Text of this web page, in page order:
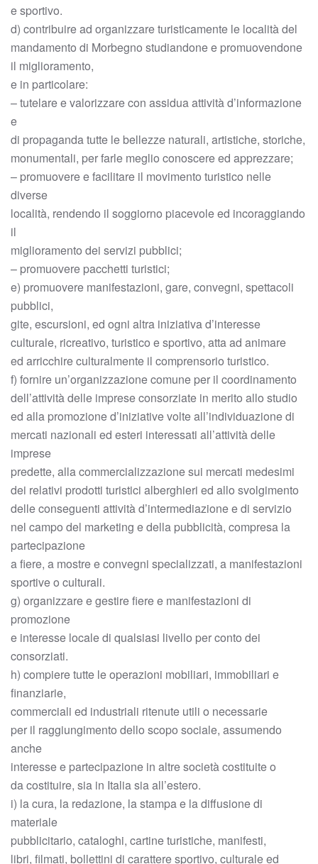
e sportivo.
d) contribuire ad organizzare turisticamente le località del
mandamento di Morbegno studiandone e promuovendone
il miglioramento,
e in particolare:
– tutelare e valorizzare con assidua attività d’informazione
e
di propaganda tutte le bellezze naturali, artistiche, storiche,
monumentali, per farle meglio conoscere ed apprezzare;
– promuovere e facilitare il movimento turistico nelle
diverse
località, rendendo il soggiorno piacevole ed incoraggiando
il
miglioramento dei servizi pubblici;
– promuovere pacchetti turistici;
e) promuovere manifestazioni, gare, convegni, spettacoli
pubblici,
gite, escursioni, ed ogni altra iniziativa d’interesse
culturale, ricreativo, turistico e sportivo, atta ad animare
ed arricchire culturalmente il comprensorio turistico.
f) fornire un’organizzazione comune per il coordinamento
dell’attività delle imprese consorziate in merito allo studio
ed alla promozione d’iniziative volte all’individuazione di
mercati nazionali ed esteri interessati all’attività delle
imprese
predette, alla commercializzazione sui mercati medesimi
dei relativi prodotti turistici alberghieri ed allo svolgimento
delle conseguenti attività d’intermediazione e di servizio
nel campo del marketing e della pubblicità, compresa la
partecipazione
a fiere, a mostre e convegni specializzati, a manifestazioni
sportive o culturali.
g) organizzare e gestire fiere e manifestazioni di
promozione
e interesse locale di qualsiasi livello per conto dei
consorziati.
h) compiere tutte le operazioni mobiliari, immobiliari e
finanziarie,
commerciali ed industriali ritenute utili o necessarie
per il raggiungimento dello scopo sociale, assumendo
anche
interesse e partecipazione in altre società costituite o
da costituire, sia in Italia sia all’estero.
i) la cura, la redazione, la stampa e la diffusione di
materiale
pubblicitario, cataloghi, cartine turistiche, manifesti,
libri, filmati, bollettini di carattere sportivo, culturale ed